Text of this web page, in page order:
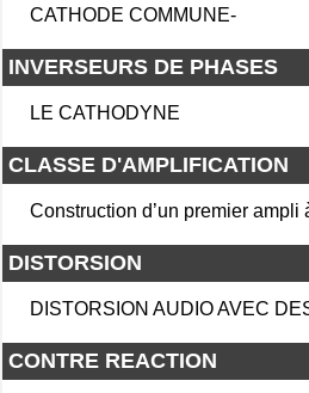
CATHODE COMMUNE-
INVERSEURS DE PHASES
LE CATHODYNE
CLASSE D'AMPLIFICATION
Construction d’un premier ampli
DISTORSION
DISTORSION AUDIO AVEC
CONTRE REACTION